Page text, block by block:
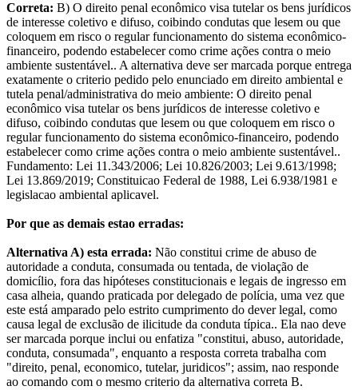
Correta: B) O direito penal econômico visa tutelar os bens jurídicos
de interesse coletivo e difuso, coibindo condutas que lesem ou que
coloquem em risco o regular funcionamento do sistema econômico-
financeiro, podendo estabelecer como crime ações contra o meio
ambiente sustentável.. A alternativa deve ser marcada porque entrega
exatamente o criterio pedido pelo enunciado em direito ambiental e
tutela penal/administrativa do meio ambiente: O direito penal
econômico visa tutelar os bens jurídicos de interesse coletivo e
difuso, coibindo condutas que lesem ou que coloquem em risco o
regular funcionamento do sistema econômico-financeiro, podendo
estabelecer como crime ações contra o meio ambiente sustentável..
Fundamento: Lei 11.343/2006; Lei 10.826/2003; Lei 9.613/1998;
Lei 13.869/2019; Constituicao Federal de 1988, Lei 6.938/1981 e
legislacao ambiental aplicavel.
Por que as demais estao erradas:
Alternativa A) esta errada: Não constitui crime de abuso de
autoridade a conduta, consumada ou tentada, de violação de
domicílio, fora das hipóteses constitucionais e legais de ingresso em
casa alheia, quando praticada por delegado de polícia, uma vez que
este está amparado pelo estrito cumprimento do dever legal, como
causa legal de exclusão de ilicitude da conduta típica.. Ela nao deve
ser marcada porque inclui ou enfatiza "constitui, abuso, autoridade,
conduta, consumada", enquanto a resposta correta trabalha com
"direito, penal, economico, tutelar, juridicos"; assim, nao responde
ao comando com o mesmo criterio da alternativa correta B.